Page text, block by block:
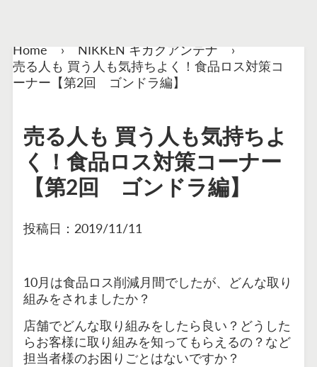
Home › NIKKEN キカクアンテナ
›
売る人も 買う人も気持ちよく！食品ロス対策コ
ーナー【第2回 ゴンドラ編】
売る人も 買う人も気持ちよ
く！食品ロス対策コーナー
【第2回 ゴンドラ編】
投稿日： 2019/11/11
10月は食品ロス削減月間でしたが、どんな取り
組みをされましたか？
店舗でどんな取り組みをしたら良い？どうした
らお客様に取り組みを知ってもらえるの？など
担当者様のお困りごとはないですか？